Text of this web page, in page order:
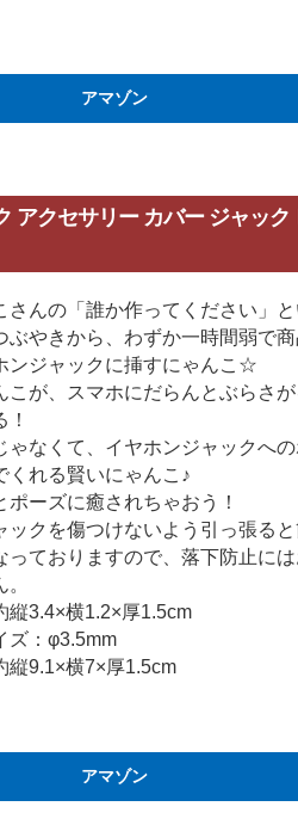
アマゾン
アクセサリー カバー ジャック
さんの「誰か作ってください」
ぶやきから、わずか一時間弱で
ンジャックに挿すにゃんこ☆
こが、スマホにだらんとぶらさ
ゃなくて、イヤホンジャックへの
くれる賢いにゃんこ♪
ポーズに癒されちゃおう！
クを傷つけないよう引っ張ると
っておりますので、落下防止に
縦3.4×横1.2×厚1.5cm
ズ：φ3.5mm
縦9.1×横7×厚1.5cm
アマゾン